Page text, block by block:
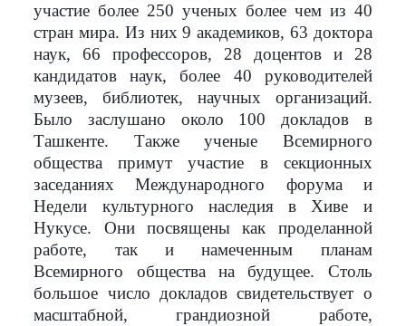
участие более 250 ученых более чем из 40
стран мира. Из них 9 академиков, 63 доктора
наук, 66 профессоров, 28 доцентов и 28
кандидатов наук, более 40 руководителей
музеев, библиотек, научных организаций.
Было заслушано около 100 докладов в
Ташкенте. Также ученые Всемирного
общества примут участие в секционных
заседаниях Международного форума и
Недели культурного наследия в Хиве и
Нукусе. Они посвящены как проделанной
работе, так и намеченным планам
Всемирного общества на будущее. Столь
большое число докладов свидетельствует о
масштабной, грандиозной работе,